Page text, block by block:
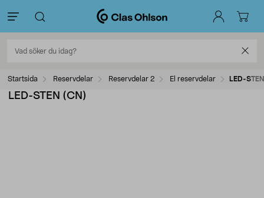
Startsida Reservdelar Reservdelar 2 El reservdelar LED-
LED-STEN (CN)